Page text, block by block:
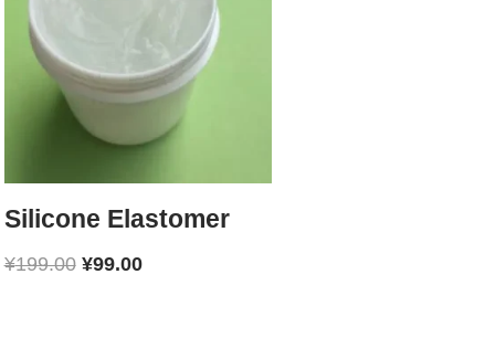
Silicone Elastomer
¥199.00 ¥99.00